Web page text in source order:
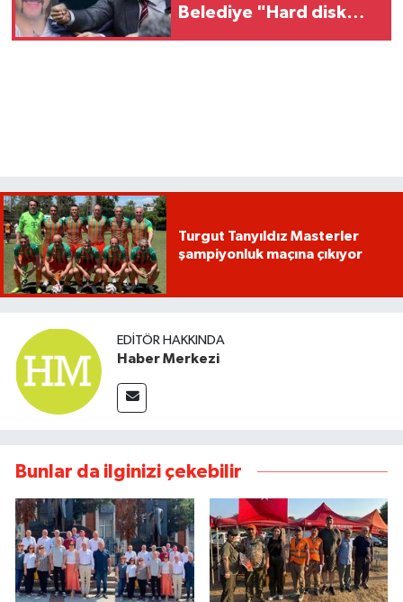
Belediye "Hard disk
Turgut Tanyıldız Masterler
şampiyonluk maçına çıkıyor
EDITÖR HAKKINDA
Haber Merkezi
Bunlar da ilginizi çekebilir